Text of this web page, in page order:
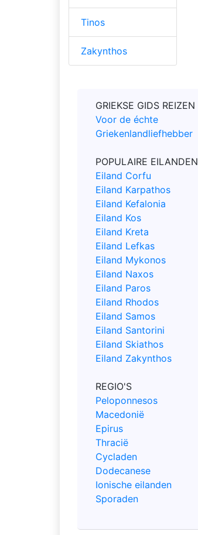
Tinos
Zakynthos
GRIEKSE GIDS REIZEN
Voor de échte
Griekenlandliefhebber
POPULAIRE EILANDEN
Eiland Corfu
Eiland Karpathos
Eiland Kefalonia
Eiland Kos
Eiland Kreta
Eiland Lefkas
Eiland Mykonos
Eiland Naxos
Eiland Paros
Eiland Rhodos
Eiland Samos
Eiland Santorini
Eiland Skiathos
Eiland Zakynthos
REGIO'S
Peloponnesos
Macedonië
Epirus
Thracië
Cycladen
Dodecanese
Ionische eilanden
Sporaden